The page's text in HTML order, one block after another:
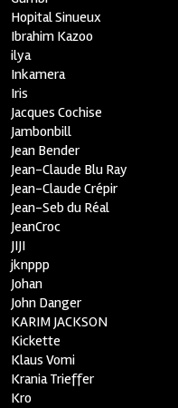
Hopital Sinueux
Ibrahim Kazoo
ilya
Inkamera
Iris
Jacques Cochise
Jambonbill
Jean Bender
Jean-Claude Blu Ray
Jean-Claude Crépir
Jean-Seb du Réal
JeanCroc
JIJI
jknppp
Johan
John Danger
KARIM JACKSON
Kickette
Klaus Vomi
Krania Trieffer
Kro